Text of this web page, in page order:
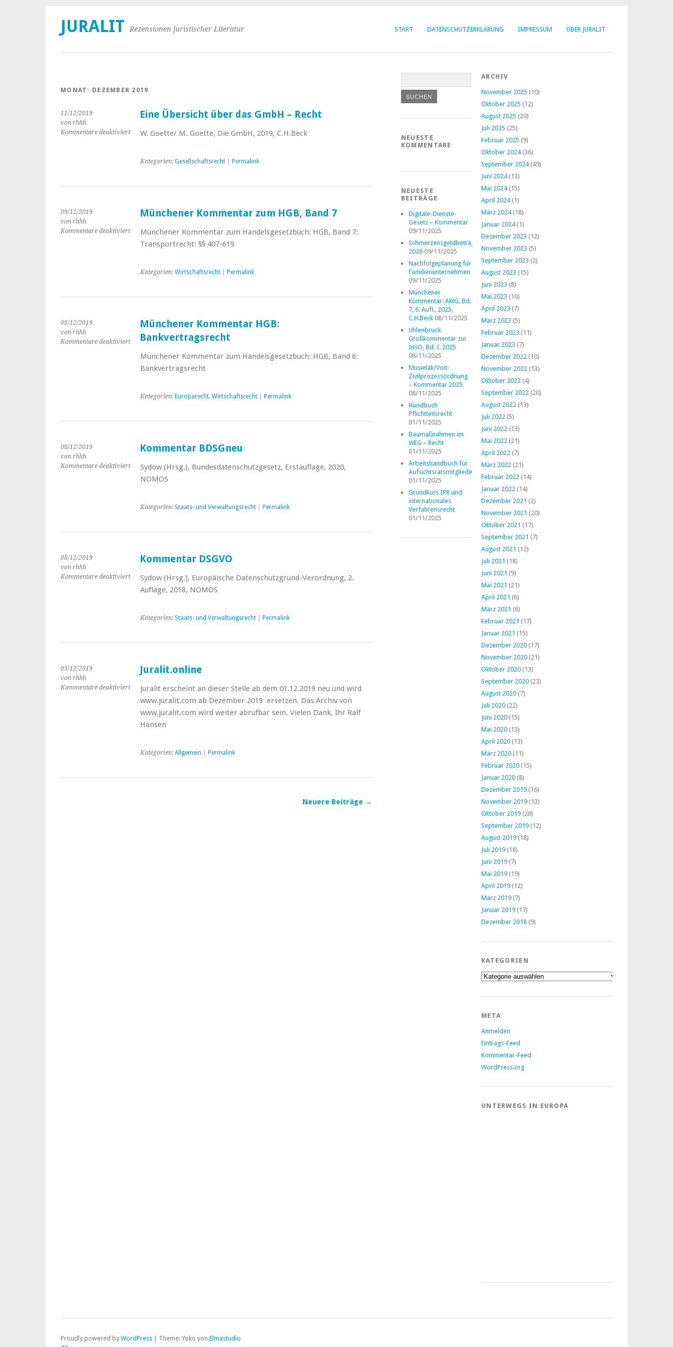
START DATENSCHUTZERKLÄRUNG IMPRESSUM ÜBER JURALIT
JURALIT Rezensionen juristischer Literatur
MONAT: DEZEMBER 2019
11/12/2019
von rhhh
Kommentare deaktiviertfür
über
Eine Übersicht über das GmbH – Recht
W. Goette/ M. Goette, Die GmbH, 2019, C.H.Beck
Kategorien: Gesellschaftsrecht| Permalink
09/12/2019
von rhhh
Kommentare deaktiviertfür
Münchener
Kommentar
HGB,
Münchener Kommentar zum HGB, Band 7
Münchener Kommentar zum Handelsgesetzbuch: HGB, Band 7:
Transportrecht: §§ 407-619
Kategorien: Wirtschaftsrecht| Permalink
08/12/2019
von rhhh
Kommentare deaktiviertfür
Kommentar
HGB:
Münchener Kommentar HGB:
Bankvertragsrecht
Münchener Kommentar zum Handelsgesetzbuch: HGB, Band 6:
Bankvertragsrecht
Kategorien: Europarecht, Wirtschaftsrecht| Permalink
08/12/2019
von rhhh
Kommentare deaktiviertfür
Kommentar
Kommentar BDSGneu
Sydow (Hrsg.), Bundesdatenschutzgesetz, Erstauflage, 2020,
NOMOS
Kategorien: Staats- und Verwaltungsrecht| Permalink
08/12/2019
von rhhh
Kommentare deaktiviertfür
Kommentar
Kommentar DSGVO
Sydow (Hrsg.), Europäische Datenschutzgrund-Verordnung, 2.
Auflage, 2018, NOMOS
Kategorien: Staats- und Verwaltungsrecht| Permalink
03/12/2019
von rhhh
Kommentare deaktiviertfür
Juralit.online
Juralit.online
Juralit erscheint an dieser Stelle ab dem 01.12.2019 neu und wird
www.juralit.com ab Dezember 2019 ersetzen. Das Archiv von
www.juralit.com wird weiter abrufbar sein. Vielen Dank, Ihr Ralf
Hansen
Kategorien: Allgemein Permalink
Neuere Beiträge →
NEUESTE
KOMMENTARE
NEUESTE
BEITRÄGE
Digitale-Dienste-
Gesetz – Kommentar
09/11/2025
Schmerzensgeldbeträge
2026 09/11/2025
Nachfolgeplanung für
Familienunternehmen
09/11/2025
Münchener
Kommentar: AktG, Bd.
7, 6. Aufl., 2025,
C.H.Beck 08/11/2025
Uhlenbruck:
Großkommentar zur
InsO, Bd. I. 2025
08/11/2025
Musielak/Voit:
Zivilprozessordnung
– Kommentar 2025
08/11/2025
Handbuch
Pflichtteilsrecht
01/11/2025
Baumaßnahmen im
WEG – Recht
01/11/2025
Arbeitshandbuch für
Aufsichtsratsmitglieder
01/11/2025
Grundkurs IPR und
internationales
Verfahrensrecht
01/11/2025
ARCHIV
November 2025 (10)
Oktober 2025 (12)
August 2025 (20)
Juli 2025 (25)
Februar 2025 (9)
Oktober 2024(36)
September 2024(49)
Juni 2024(13)
Mai 2024(15)
April 2024(1)
März 2024(18)
Januar 2024(1)
Dezember 2023 (12)
November 2023 (5)
September 2023 (2)
August 2023 (15)
Juni 2023 (8)
Mai 2023 (10)
April 2023 (7)
März 2023 (5)
Februar 2023 (11)
Januar 2023 (7)
Dezember 2022 (10)
November 2022 (13)
Oktober 2022 (4)
September 2022 (20)
August 2022 (13)
Juli 2022 (5)
Juni 2022 (13)
Mai 2022 (21)
April 2022 (7)
März 2022 (21)
Februar 2022 (14)
Januar 2022 (14)
Dezember 2021 (2)
November 2021 (20)
Oktober 2021 (17)
September 2021 (7)
August 2021 (12)
Juli 2021 (18)
Juni 2021 (9)
Mai 2021 (21)
April 2021 (6)
März 2021 (6)
Februar 2021 (17)
Januar 2021 (15)
Dezember 2020 (17)
November 2020 (21)
Oktober 2020 (13)
September 2020 (23)
August 2020 (7)
Juli 2020 (22)
Juni 2020 (15)
Mai 2020 (13)
April 2020 (13)
März 2020 (11)
Februar 2020 (15)
Januar 2020 (8)
Dezember 2019 (16)
November 2019 (13)
Oktober 2019 (20)
September 2019 (12)
August 2019 (18)
Juli 2019 (18)
Juni 2019 (7)
Mai 2019 (19)
April 2019 (12)
März 2019 (7)
Januar 2019 (17)
Dezember 2018 (9)
KATEGORIEN
Kategorien
META
Anmelden
Eintrags-Feed
Kommentar-Feed
WordPress.org
UNTERWEGS IN EUROPA
Proudly powered by WordPress Theme: Yoko von Elmastudio